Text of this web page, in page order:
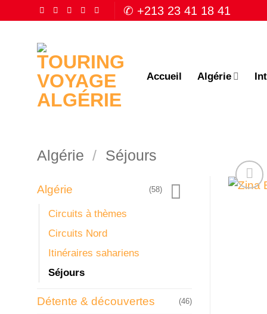
contenu
✆ +213 23 41 18 41
Accueil Algérie
Algérie / Séjours
Algérie (58)
Circuits à thèmes
Circuits Nord
Itinéraires sahariens
Séjours
Détente & découvertes (46)